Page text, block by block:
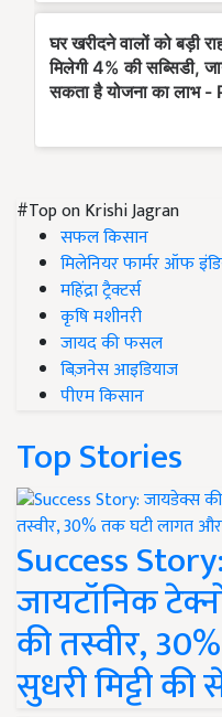
#Top on Krishi Jagran
सफल किसान
मिलेनियर फार्मर ऑफ
महिंद्रा ट्रैक्टर्स
कृषि मशीनरी
जायद की फसल
बिज़नेस आइडियाज
पीएम किसान
Top Stories
Success
जायटॉनिक
की तस्वीर,
सुधरी मिट्टी की